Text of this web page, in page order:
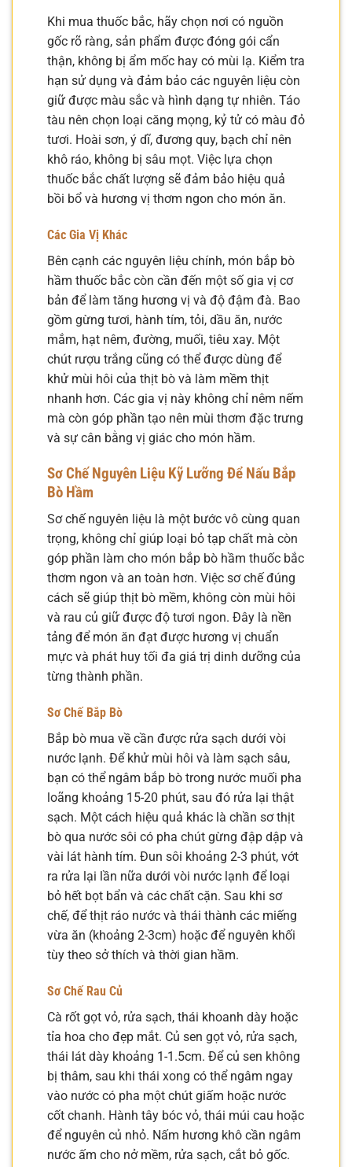
Khi mua thuốc bắc, hãy chọn nơi có nguồn
gốc rõ ràng, sản phẩm được đóng gói cẩn
thận, không bị ẩm mốc hay có mùi lạ. Kiểm tra
hạn sử dụng và đảm bảo các nguyên liệu còn
giữ được màu sắc và hình dạng tự nhiên. Táo
tàu nên chọn loại căng mọng, kỷ tử có màu đỏ
tươi. Hoài sơn, ý dĩ, đương quy, bạch chỉ nên
khô ráo, không bị sâu mọt. Việc lựa chọn
thuốc bắc chất lượng sẽ đảm bảo hiệu quả
bồi bổ và hương vị thơm ngon cho món ăn.
Các Gia Vị Khác
Bên cạnh các nguyên liệu chính, món bắp bò
hầm thuốc bắc còn cần đến một số gia vị cơ
bản để làm tăng hương vị và độ đậm đà. Bao
gồm gừng tươi, hành tím, tỏi, dầu ăn, nước
mắm, hạt nêm, đường, muối, tiêu xay. Một
chút rượu trắng cũng có thể được dùng để
khử mùi hôi của thịt bò và làm mềm thịt
nhanh hơn. Các gia vị này không chỉ nêm nếm
mà còn góp phần tạo nên mùi thơm đặc trưng
và sự cân bằng vị giác cho món hầm.
Sơ Chế Nguyên Liệu Kỹ Lưỡng Để Nấu Bắp
Bò Hầm
Sơ chế nguyên liệu là một bước vô cùng quan
trọng, không chỉ giúp loại bỏ tạp chất mà còn
góp phần làm cho món bắp bò hầm thuốc bắc
thơm ngon và an toàn hơn. Việc sơ chế đúng
cách sẽ giúp thịt bò mềm, không còn mùi hôi
và rau củ giữ được độ tươi ngon. Đây là nền
tảng để món ăn đạt được hương vị chuẩn
mực và phát huy tối đa giá trị dinh dưỡng của
từng thành phần.
Sơ Chế Bắp Bò
Bắp bò mua về cần được rửa sạch dưới vòi
nước lạnh. Để khử mùi hôi và làm sạch sâu,
bạn có thể ngâm bắp bò trong nước muối pha
loãng khoảng 15-20 phút, sau đó rửa lại thật
sạch. Một cách hiệu quả khác là chần sơ thịt
bò qua nước sôi có pha chút gừng đập dập và
vài lát hành tím. Đun sôi khoảng 2-3 phút, vớt
ra rửa lại lần nữa dưới vòi nước lạnh để loại
bỏ hết bọt bẩn và các chất cặn. Sau khi sơ
chế, để thịt ráo nước và thái thành các miếng
vừa ăn (khoảng 2-3cm) hoặc để nguyên khối
tùy theo sở thích và thời gian hầm.
Sơ Chế Rau Củ
Cà rốt gọt vỏ, rửa sạch, thái khoanh dày hoặc
tỉa hoa cho đẹp mắt. Củ sen gọt vỏ, rửa sạch,
thái lát dày khoảng 1-1.5cm. Để củ sen không
bị thâm, sau khi thái xong có thể ngâm ngay
vào nước có pha một chút giấm hoặc nước
cốt chanh. Hành tây bóc vỏ, thái múi cau hoặc
để nguyên củ nhỏ. Nấm hương khô cần ngâm
nước ấm cho nở mềm, rửa sạch, cắt bỏ gốc.